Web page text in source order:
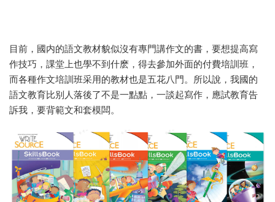
目前，國内的語文教材貌似沒有專門講作文的書，要想提高寫
作技巧，課堂上也學不到什麽，得去參加外面的付費培訓班，
而各種作文培訓班采用的教材也是五花八門。所以說，我國的
語文教育比别人落後了不是一點點，一談起寫作，應試教育告
訴我，要背範文和套模闆。